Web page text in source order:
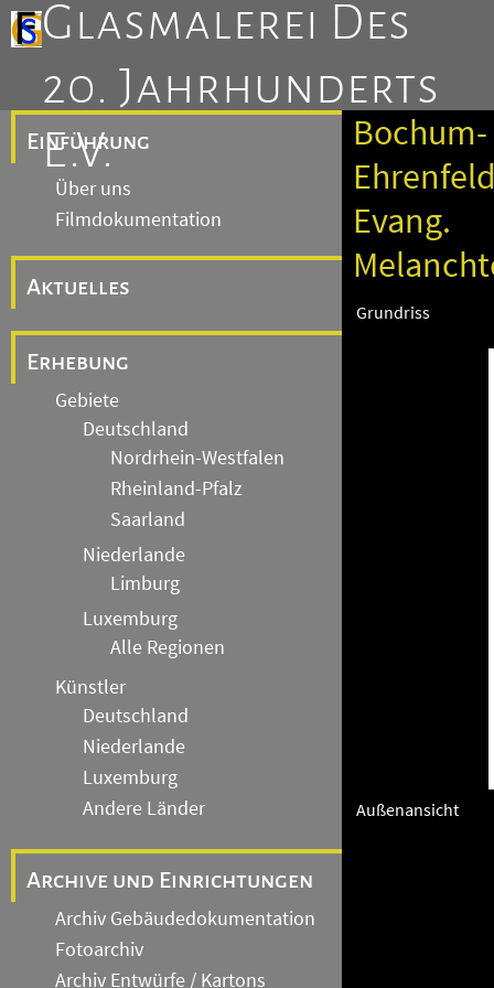
Glasmalerei Des
20. Jahrhunderts
E.V.
Einführung
Über uns
Filmdokumentation
Aktuelles
Erhebung
Gebiete
Deutschland
Nordrhein-Westfalen
Rheinland-Pfalz
Saarland
Niederlande
Limburg
Luxemburg
Alle Regionen
Künstler
Deutschland
Niederlande
Luxemburg
Andere Länder
Archive und Einrichtungen
Archiv Gebäudedokumentation
Fotoarchiv
Archiv Entwürfe / Kartons
Bochum-
Evang.
Grundriss
Außenansicht